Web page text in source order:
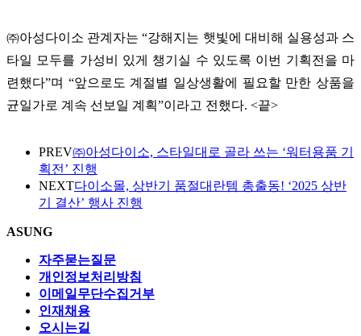
㈜아성다이소 관계자는 “강해지는 햇빛에 대비해 실용성과 스
타일 모두를 가성비 있게 챙기실 수 있도록 이번 기획전을 마
련했다”며 “앞으로도 계절별 일상생활에 필요할 만한 상품을
균일가로 계속 선보일 계획”이라고 전했다. <끝>
PREV㈜아성다이소, 스타일대로 골라 쓰는 ‘워터용품 기
획전’ 진행
NEXT다이소몰, 상반기 품절대란템 총출동! ‘2025 상반
기 결산’ 행사 진행
ASUNG
자주묻는질문
개인정보처리방침
이메일무단수집거부
인재채용
오시는길